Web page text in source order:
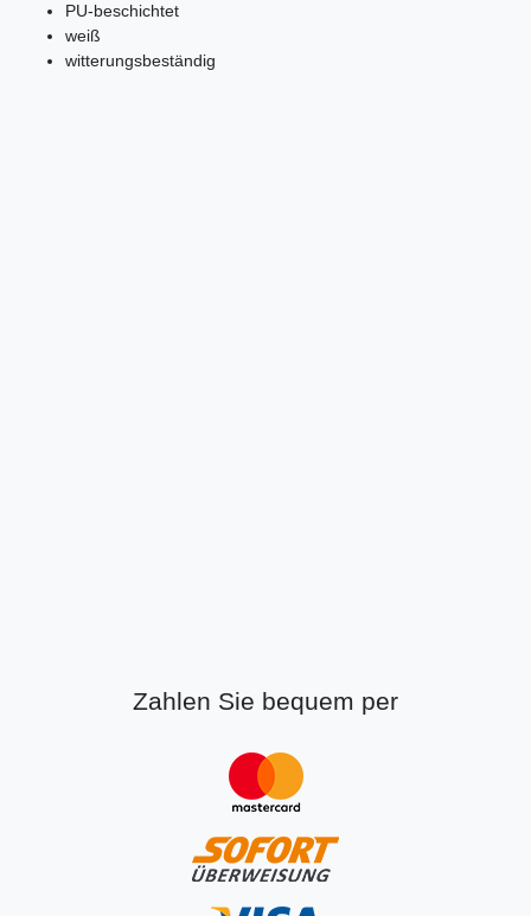
PU-beschichtet
weiß
witterungsbeständig
Zahlen Sie bequem per